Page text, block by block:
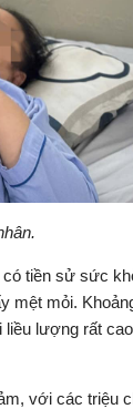
tiền sử sức
mệt mỏi.
lượng rất
với các triệu